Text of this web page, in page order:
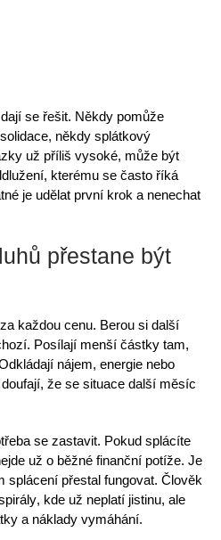
dají se řešit. Někdy pomůže
, někdy splátkový
už příliš vysoké, může být
kterému se často říká
je udělat první krok a nenechat
přestane být
každou cenu. Berou si další
Posílají menší částkytam,
nájem, energie nebo
že se situace další měsíc
se zastavit. Pokud splácíte
už o běžné finanční potíže. Je
splácení přestal fungovat. Člověk
, kde už neplatí jistinu, ale
a náklady vymáhání.